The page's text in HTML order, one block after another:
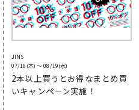
JINS
07/16(木) 〜 08/19(水)
2本以上買うとお得なまとめ買
いキャンペーン実施！